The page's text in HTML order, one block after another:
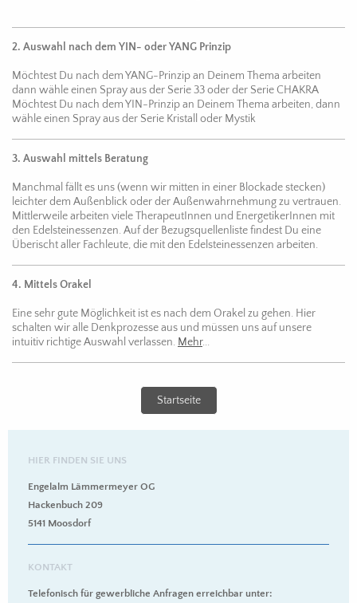
2. Auswahl nach dem YIN- oder YANG Prinzip
Möchtest Du nach dem YANG-Prinzip an Deinem Thema arbeiten
dann wähle einen Spray aus der Serie 33 oder der Serie CHAKRA
Möchtest Du nach dem YIN-Prinzip an Deinem Thema arbeiten, dann
wähle einen Spray aus der Serie Kristall oder Mystik
3. Auswahl mittels Beratung
Manchmal fällt es uns (wenn wir mitten in einer Blockade stecken)
leichter dem Außenblick oder der Außenwahrnehmung zu vertrauen.
Mittlerweile arbeiten viele TherapeutInnen und EnergetikerInnen mit
den Edelsteinessenzen. Auf der Bezugsquellenliste findest Du eine
Überischt aller Fachleute, die mit den Edelsteinessenzen arbeiten.
4. Mittels Orakel
Eine sehr gute Möglichkeit ist es nach dem Orakel zu gehen. Hier
schalten wir alle Denkprozesse aus und müssen uns auf unsere
intuitiv richtige Auswahl verlassen. Mehr...
Startseite
HIER FINDEN SIE UNS
Engelalm Lämmermeyer OG
Hackenbuch 209
5141 Moosdorf
KONTAKT
Telefonisch für gewerbliche Anfragen erreichbar unter: